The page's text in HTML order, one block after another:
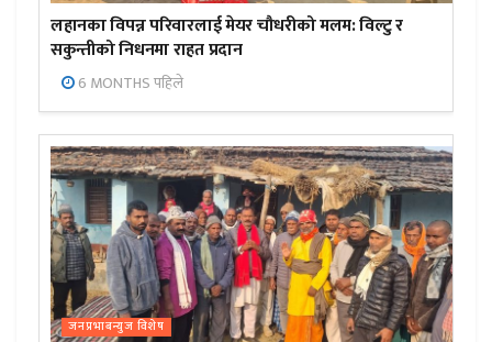
लहानका विपन्न परिवारलाई मेयर चौधरीको मलम: विल्टु र
सकुन्तीको निधनमा राहत प्रदान
6 MONTHS पहिले
जनप्रभाबन्युज विशेष